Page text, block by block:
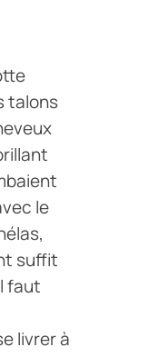
talons
le
suffit
faut
livrer à